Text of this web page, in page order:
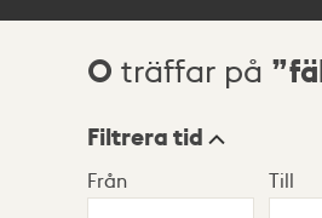
Sökresultat
0 träffar på
Visningsläge
Filtrera tid
Från Till